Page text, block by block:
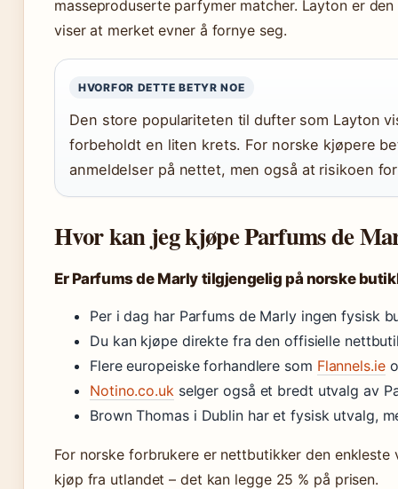
masseproduserte parfymer matcher. Layton er
viser at merket evner å fornye seg.
HVORFOR DETTE BETYR NOE
Den store populariteten til dufter som Layton
forbeholdt en liten krets. For norske kjøpere
anmeldelser på nettet, men også at risikoen
Hvor kan jeg kjøpe Parfums de
Er Parfums de Marly tilgjengelig på norske
Per i dag har Parfums de Marly ingen fysisk
Du kan kjøpe direkte fra den offisielle
Flere europeiske forhandlere som Flannels.ie
Notino.co.ukselger også et bredt utvalg av
Brown Thomas i Dublin har et fysisk utvalg,
For norske forbrukere er nettbutikker den
kjøp fra utlandet – det kan legge 25 % på prisen.